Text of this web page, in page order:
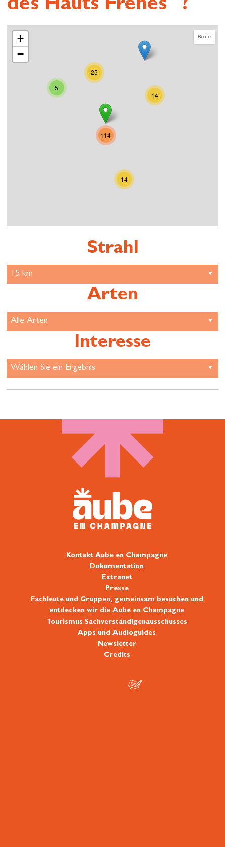
des Hauts Frenes" ?
Route
5
14
14
25
114
+
−
Strahl
Arten
Interesse
Kontakt Aube en Champagne
Dokumentation
Extranet
Presse
Fachleute und Gruppen, gemeinsam besuchen und
entdecken wir die Aube en Champagne
Tourismus Sachverständigenausschusses
Apps und Audioguides
Newsletter
Credits